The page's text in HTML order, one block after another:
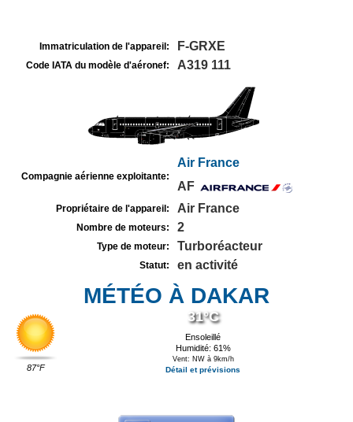
Immatriculation de l'appareil: F-GRXE
Code IATA du modèle d'aéronef: A319 111
Compagnie aérienne exploitante:
Air France
AF
Propriétaire de l'appareil: Air France
Nombre de moteurs: 2
Type de moteur: Turboréacteur
Statut: en activité
MÉTÉO À DAKAR
87°F
31°C
Ensoleillé
Humidité: 61%
Vent: NW à 9km/h
Détail et prévisions